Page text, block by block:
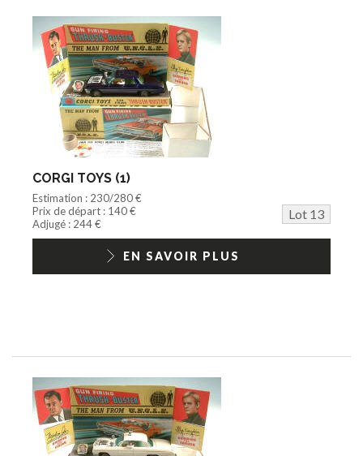
CORGI TOYS (1)
Estimation : 230/280 €
Prix de départ : 140 €
Lot 13
Adjugé : 244 €
EN SAVOIR PLUS